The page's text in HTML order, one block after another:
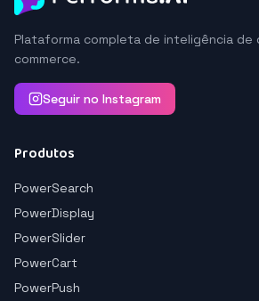
Plataforma completa de inteligência de
commerce.
Seguir no Instagram
Produtos
PowerSearch
PowerDisplay
PowerSlider
PowerCart
PowerPush